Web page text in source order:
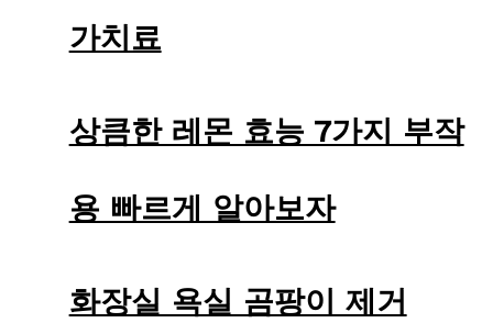
가치료
상큼한 레몬 효능 7가지 부작
용 빠르게 알아보자
화장실 욕실 곰팡이 제거